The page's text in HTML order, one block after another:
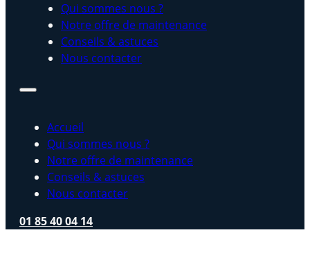
Qui sommes nous ?
Notre offre de maintenance
Conseils & astuces
Nous contacter
Accueil
Qui sommes nous ?
Notre offre de maintenance
Conseils & astuces
Nous contacter
01 85 40 04 14